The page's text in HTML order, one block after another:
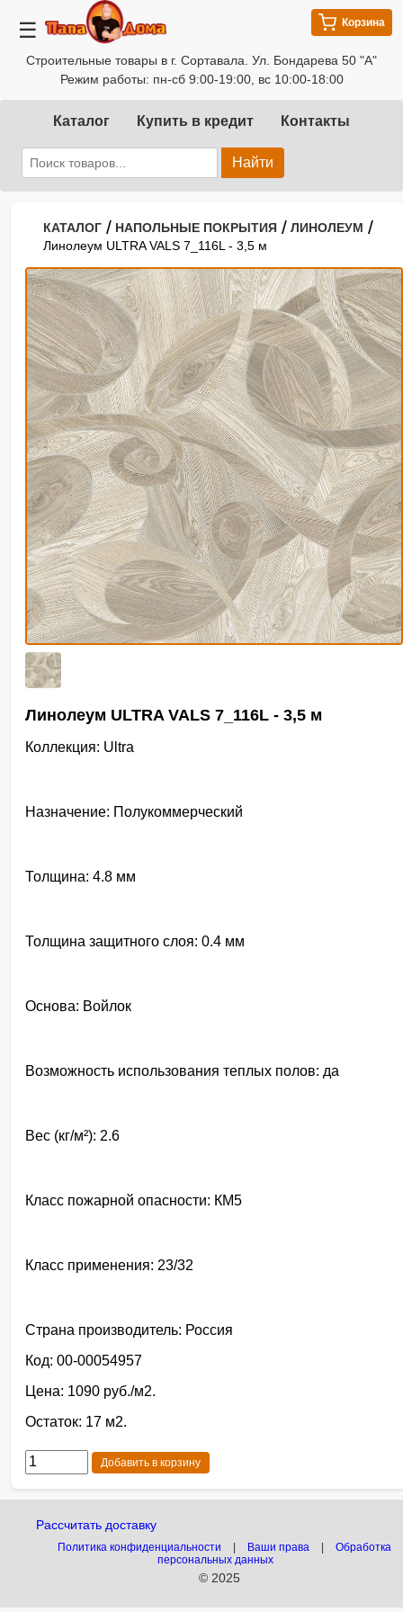
☰
Строительные товары в г. Сортавала. Ул. Бондарева 50 "А"
Режим работы: пн-сб 9:00-19:00, вс 10:00-18:00
Корзина
Каталог Купить в кредит Контакты
Найти
КАТАЛОГ / НАПОЛЬНЫЕ ПОКРЫТИЯ / ЛИНОЛЕУМ /
Линолеум ULTRA VALS 7_116L - 3,5 м
Линолеум ULTRA VALS 7_116L - 3,5 м
Коллекция: Ultra
Назначение: Полукоммерческий
Толщина: 4.8 мм
Толщина защитного слоя: 0.4 мм
Основа: Войлок
Возможность использования теплых полов: да
Вес (кг/м²): 2.6
Класс пожарной опасности: КМ5
Класс применения: 23/32
Страна производитель: Россия
Код: 00-00054957
Цена: 1090 руб./м2.
Остаток: 17 м2.
Добавить в корзину
Рассчитать доставку
Политика конфиденциальности Ваши права
Обработка
персональных данных
© 2025